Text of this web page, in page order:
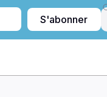
S'abonner